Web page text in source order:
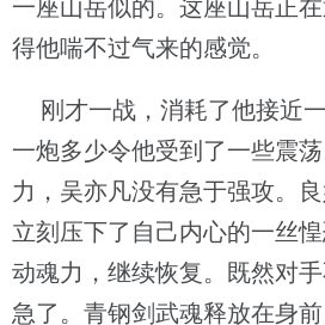
一座山岳似的。这座山岳正
得他喘不过气来的感觉。
刚才一战，消耗了他接近
一炮多少令他受到了一些震
力，吴亦凡没有急于强攻。
立刻压下了自己内心的一丝
动魂力，继续恢复。既然对
急了。青钢剑武魂释放在身